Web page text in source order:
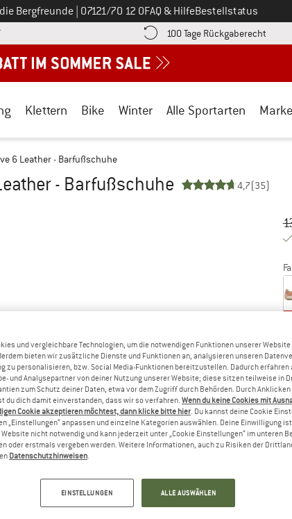
Bergfreunde Ruf uns an unter
07121/70 12 0FAQ & HilfeBestellstatus
Finde die Zahlungs-Infos hier! Öffnet sich in einer Infobox
100 Tage Rückgaberecht
Klettern Bike Winter Alle Sportarten
6 Leather - Barfußschuhe
- Barfußschuhe 4,7(35)
und vergleichbare Technologien, um die notwendigen Funktionen unserer Website
bieten wir zusätzliche Dienste und Funktionen an, analysieren unseren
zu personalisieren, bzw. Social Media-Funktionen bereitzustellen. Dadurch erfahren
und Analysepartner von deiner Nutzung unserer Website; diese sitzen teilweise in
zum Schutz deiner Daten, etwa vor dem Zugriff durch Behörden. Durch Anklicken
du dich damit einverstanden, dass wir so verfahren. Wenn du keine Cookies mit
Cookie akzeptieren möchtest, dann klicke bitte hier. Du kannst deine Cookie
„Einstellungen“ anpassen und einzelne Kategorien auswählen. Deine Einwilligung
nicht notwendig und kann jederzeit unter „Cookie Einstellungen“ im unteren
oder erstmals vergeben werden. Weitere Informationen, auch zu Risiken der
Datenschutzhinweisen.
EINSTELLUNGEN ALLE AUSWÄHLEN